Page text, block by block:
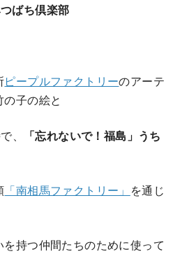
ばち倶楽部
ピープルファクトリーのアーテ
子の絵と
、
「忘れないで！福島」うち
「南相馬ファクトリー」 を通じ
持つ仲間たちのために使って